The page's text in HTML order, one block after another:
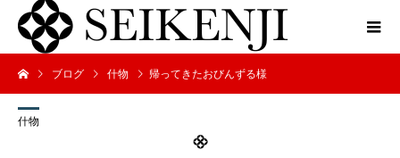
ブログ 什物 帰ってきたおびんずる様
什物